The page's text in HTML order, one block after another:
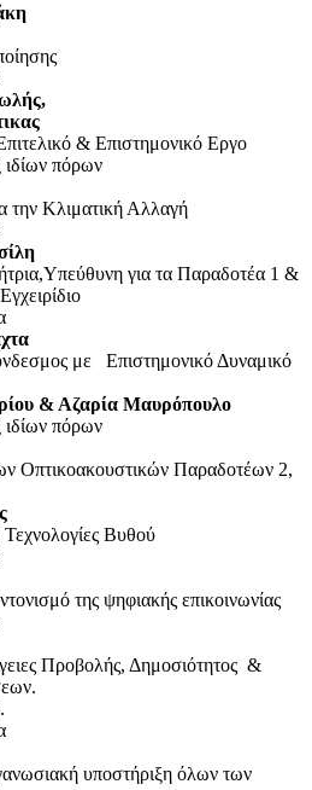
& Επιστημονικό Εργο
πόρων
την Κλιματική Αλλαγή
για τα Παραδοτέα 1 &
με Επιστημονικό Δυναμικό
& Αζαρία Μαυρόπουλο
πόρων
Οπτικοακουστικών Παραδοτέων 2,
Βυθού
της ψηφιακής επικοινωνίας
Προβολής, Δημοσιότητος &
υποστήριξη όλων των